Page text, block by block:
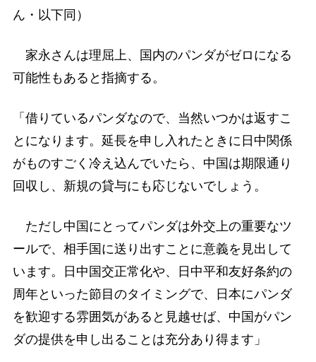
ん・以下同）
家永さんは理屈上、国内のパンダがゼロになる
可能性もあると指摘する。
「借りているパンダなので、当然いつかは返すこ
とになります。延長を申し入れたときに日中関係
がものすごく冷え込んでいたら、中国は期限通り
回収し、新規の貸与にも応じないでしょう。
ただし中国にとってパンダは外交上の重要なツ
ールで、相手国に送り出すことに意義を見出して
います。日中国交正常化や、日中平和友好条約の
周年といった節目のタイミングで、日本にパンダ
を歓迎する雰囲気があると見越せば、中国がパン
ダの提供を申し出ることは充分あり得ます」